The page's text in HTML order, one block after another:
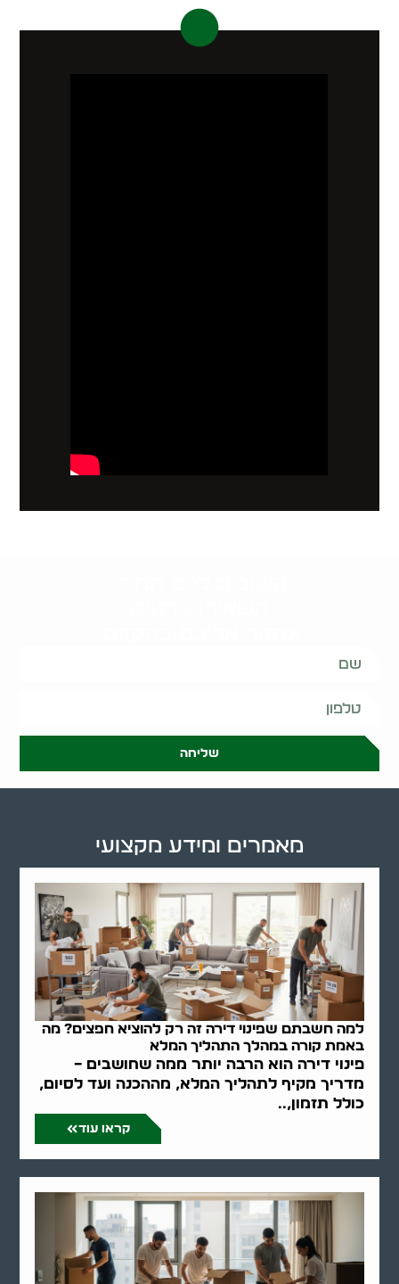
שליחה
למה חשבתם שפינוי דירה זה רק להוציא חפצים? מה
באמת קורה במהלך התהליך המלא
פינוי דירה הוא הרבה יותר ממה שחושבים –
מדריך מקיף לתהליך המלא, מההכנה ועד לסיום,
כולל תזמון,..
קראו עוד
מאמרים ומידע מקצועי